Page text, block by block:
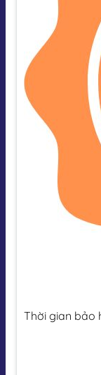
Thời gian bảo